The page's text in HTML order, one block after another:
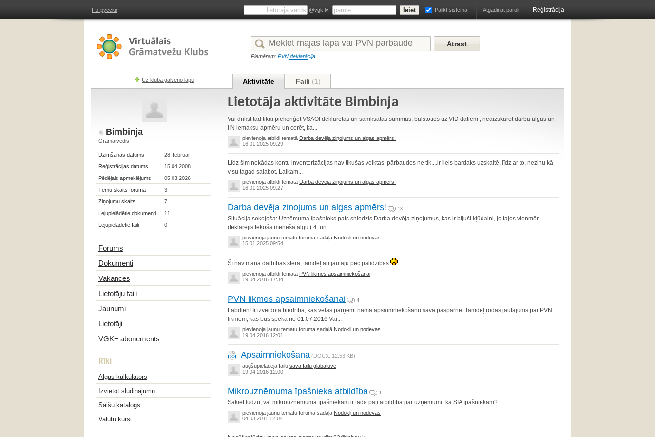
По-русски Atgadināt paroli Reģistrācija
@vgk.lv Palikt sistemā
Piemēram: PVN deklarācija
Uz kluba galveno lapu Aktivitāte Faili (1)
Bimbinja
Grāmatvedis
Dzimšanas datums
28. februārī
Reģistrācijas datums
15.04.2008
Pēdējais apmeklējums
05.03.2026
Tēmu skaits forumā
3
Ziņojumu skaits
7
Lejupielādētie dokumenti
11
Lejupielādētie faili
0
Forums
Dokumenti
Vakances
Lietotāju faili
Jaunumi
Lietotāji
VGK+ abonements
Rīki
Algas kalkulators
Izvietot sludinājumu
Saišu katalogs
Valūtu kursi
Lietotāja aktivitāte Bimbinja
Vai drīkst tad tikai piekoriģēt VSAOI deklarētās un samksātās summas, balstoties uz VID datiem , neaizskarot darba algas un
IIN iemaksu apmēru un cerēt, ka...
pievienoja atbildi tematā Darba devēja ziņojums un algas apmērs!
16.01.2025 09:29
Līdz šim nekādas kontu inventerizācijas nav tikušas veiktas, pārbaudes ne tik....ir liels bardaks uzskaitē, līdz ar to, nezinu kā
visu tagad salabot. Laikam...
pievienoja atbildi tematā Darba devēja ziņojums un algas apmērs!
16.01.2025 09:27
Darba devēja ziņojums un algas apmērs! 13
Situācija sekojoša: Uzņēmuma īpašnieks pats sniedzis Darba devēja ziņojumus, kas ir bijuši kļūdaini, jo tajos vienmēr
deklarējis tekošā mēneša algu ( 4. un...
pievienoja jaunu tematu foruma sadaļā Nodokļi un nodevas
15.01.2025 09:54
Šī nav mana darbības sfēra, tamdēļ arī jautāju pēc palīdzības
pievienoja atbildi tematā PVN likmes apsaimniekošanai
19.04.2016 17:34
PVN likmes apsaimniekošanai 4
Labdien! Ir izveidota biedrība, kas vēlas pārņemt nama apsaimniekošanu savā paspārnē. Tamdēļ rodas jautājums par PVN
likmēm, kas būs spēkā no 01.07.2016 Vai...
pievienoja jaunu tematu foruma sadaļā Nodokļi un nodevas
19.04.2016 12:01
Apsaimniekošana (DOCX, 12.53 KB)
augšupielādēja failu savā failu glabātuvē
19.04.2016 12:00
Mikrouzņēmuma īpašnieka atbildība 1
Sakiet lūdzu, vai mikrouzņēmuma īpašniekam ir tāda pati atbildība par uzņēmumu kā SIA īpašniekam?
pievienoja jaunu tematu foruma sadaļā Nodokļi un nodevas
04.03.2011 12:04